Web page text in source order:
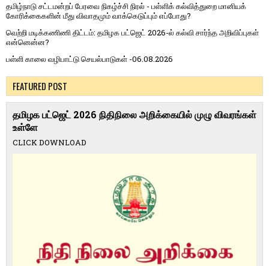
தமிழ்நாடு சட்டமன்றப் பேரவை நிகழ்ச்சி நிரல் - பள்ளிக் கல்வித்துறை மானியக்
கோரிக்கைகளின் மீது விவாதமும் வாக்கெடுப்பும் எப்போது?
வெற்றி மடிக்கணிணி திட்டம்: தமிழக பட்ஜெட் 2026-ல் கல்வி சார்ந்த அறிவிப்புகள்
என்னென்ன?
பள்ளி காலை வழிபாட்டு செயல்பாடுகள் -06.08.2026
FEATURED POST
தமிழக பட்ஜெட் 2026 நிதிநிலை அறிக்கையில் முழு விவரங்கள்
உள்ளே
CLICK DOWNLOAD